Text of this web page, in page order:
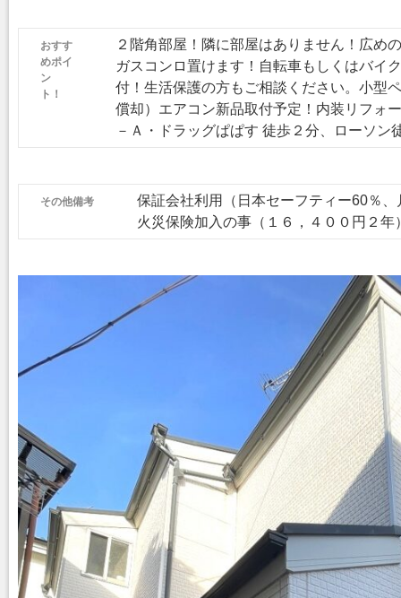
おすす
めポイ
ン
ト！
２階角部屋！隣に部屋はありません！広め
ガスコンロ置けます！自転車もしくはバイ
付！生活保護の方もご相談ください。小型
償却）エアコン新品取付予定！内装リフォ
－Ａ・ドラッグぱぱす 徒歩２分、ローソン
その他備考
保証会社利用（日本セーフティー60％
火災保険加入の事（１